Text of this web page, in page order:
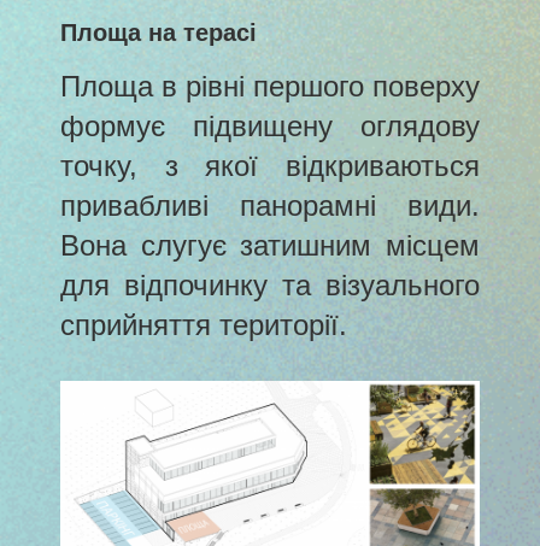
Площа на терасі
Площа в рівні першого поверху
формує підвищену оглядову
точку, з якої відкриваються
привабливі панорамні види.
Вона слугує затишним місцем
для відпочинку та візуального
сприйняття території.